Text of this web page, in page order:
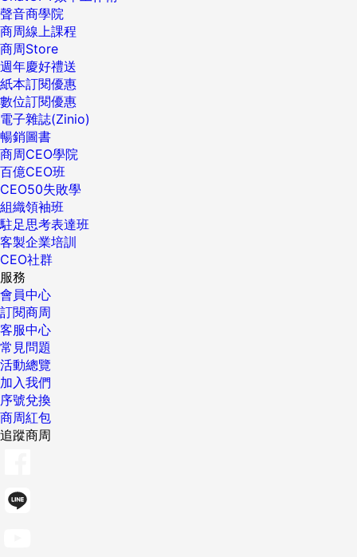
聲音商學院
商周線上課程
商周Store
週年慶好禮送
紙本訂閱優惠
數位訂閱優惠
電子雜誌(Zinio)
暢銷圖書
商周CEO學院
百億CEO班
CEO50失敗學
組織領袖班
駐足思考表達班
客製企業培訓
CEO社群
服務
會員中心
訂閱商周
客服中心
常見問題
活動總覽
加入我們
序號兌換
商周紅包
追蹤商周